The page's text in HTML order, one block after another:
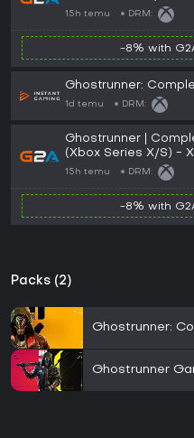
Key - EUROPE
15h temu DRM:
-8% with
Ghostrunner:
1d temu DRM:
Ghostrunner |
(Xbox Series X/S) -
Key - GLOBAL
15h temu DRM:
-8% with
Packs (2)
Ghostrunner:
Ghostrunner